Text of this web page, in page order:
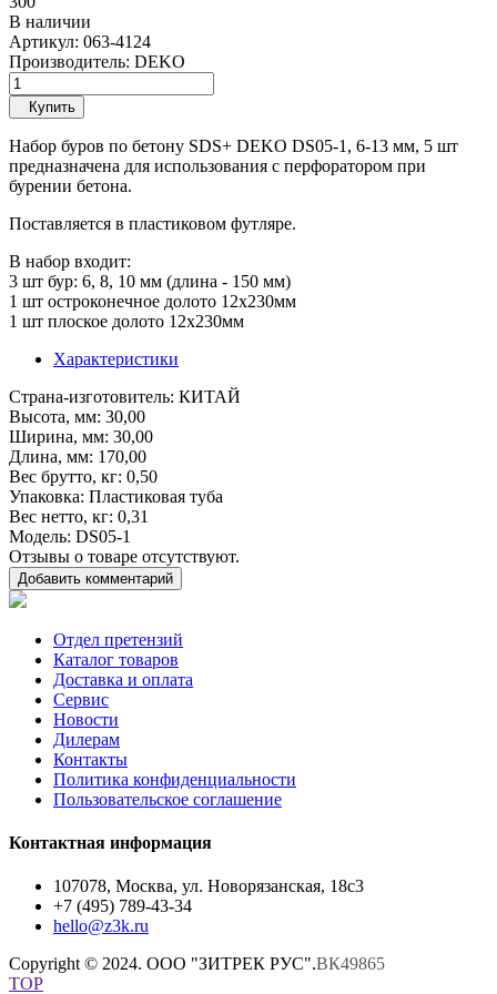
В наличии
Артикул: 063-4124
Производитель: DEKO
Купить
Набор буров по бетону SDS+ DEKO DS05-1, 6-13 мм, 5 шт
предназначена для использования с перфоратором при
бурении бетона.
Поставляется в пластиковом футляре.
В набор входит:
3 шт бур: 6, 8, 10 мм (длина - 150 мм)
1 шт остроконечное долото 12x230мм
1 шт плоское долото 12x230мм
Характеристики
Страна-изготовитель: КИТАЙ
Высота, мм: 30,00
Ширина, мм: 30,00
Длина, мм: 170,00
Вес брутто, кг: 0,50
Упаковка: Пластиковая туба
Вес нетто, кг: 0,31
Модель: DS05-1
Отзывы о товаре отсутствуют.
Добавить комментарий
Отдел претензий
Каталог товаров
Доставка и оплата
Сервис
Новости
Дилерам
Контакты
Политика конфиденциальности
Пользовательское соглашение
Контактная информация
107078, Москва, ул. Новорязанская, 18с3
+7 (495) 789-43-34
hello@z3k.ru
Copyright © 2024. ООО "ЗИТРЕК РУС".ВК49865
TOP